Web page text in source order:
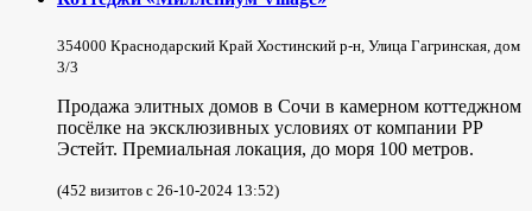
354000 Краснодарский Край Хостинский р-н, Улица Гагринская, дом
3/3
Продажа элитных домов в Сочи в камерном коттеджном
посёлке на эксклюзивных условиях от компании РР
Эстейт. Премиальная локация, до моря 100 метров.
(452 визитов с 26-10-2024 13:52)